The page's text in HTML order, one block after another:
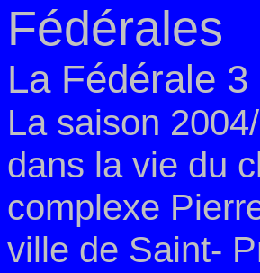
Fédérales
La Fédérale 3
La saison
dans la vie du
complexe
ville de Saint-